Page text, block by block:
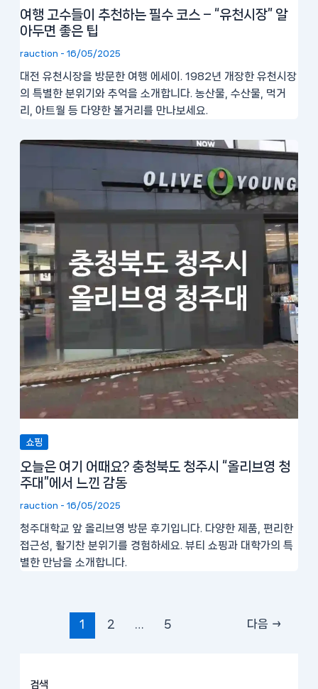
여행 고수들이 추천하는 필수 코스 – “유천시장” 알
아두면 좋은 팁
rauction - 16/05/2025
대전 유천시장을 방문한 여행 에세이. 1982년 개장한 유천시장
의 특별한 분위기와 추억을 소개합니다. 농산물, 수산물, 먹거
리, 아트월 등 다양한 볼거리를 만나보세요.
쇼핑
오늘은 여기 어때요? 충청북도 청주시 “올리브영 청
주대”에서 느낀 감동
rauction - 16/05/2025
청주대학교 앞 올리브영 방문 후기입니다. 다양한 제품, 편리한
접근성, 활기찬 분위기를 경험하세요. 뷰티 쇼핑과 대학가의 특
별한 만남을 소개합니다.
1 2 5 다음 →
검색